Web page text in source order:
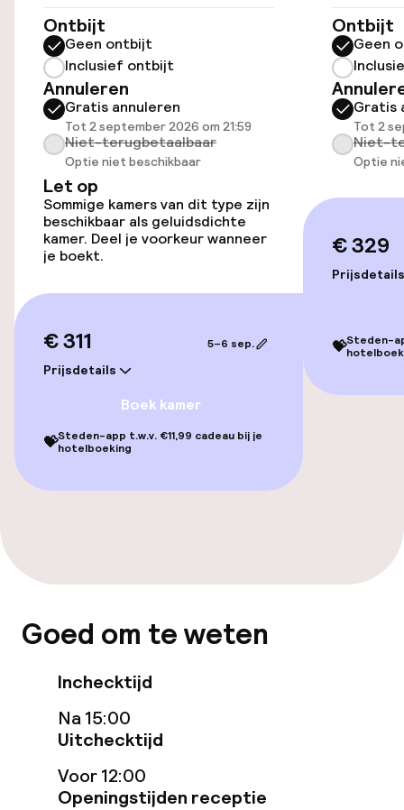
Parkeergelegenheid op eigen terrein
(buiten)
DKK 320,00 per dag
Parkeergelegenheid op eigen terrein
(binnen)
DKK 320,00 per dag
Openbaar parkeren
Oplaadpunt elektrische auto op
locatie
Fietsen beschikbaar
Toegankelijkheid
Kamers
Familiekamers beschikbaar
Zwemmen & wellness
Fitnessruimte / gym
Entertainment
Ontbijt
Geen ontbijt
Inclusief ontbijt
Annuleren
Gratis annuleren
Tot 2 september 2026 om 21:59
Niet-terugbetaalbaar
Optie niet beschikbaar
Let op
Sommige kamers van dit type zijn
beschikbaar als geluidsdichte
kamer. Deel je voorkeur wanneer
je boekt.
€ 311
Prijsdetails
5–6 sep.
Boek kamer
💝Steden-app t.w.v. €11,99 cadeau bij je
hotelboeking
Ontbijt
Geen
Gratis
Tot 2
Niet-
Optie
€ 329
Prijsdetails
💝Steden-
Goed om te weten
Inchecktijd
Na 15:00
Uitchecktijd
Voor 12:00
Openingstijden receptie